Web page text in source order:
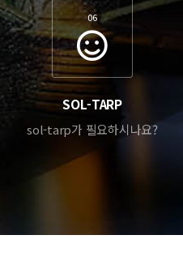
06
SOL-TARP
sol-tarp가 필요하시나요?